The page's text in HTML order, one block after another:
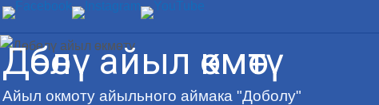
Skip
to
content
Дөбөлү айыл өкмөтү
Айыл окмоту айыльного аймака "Доболу"